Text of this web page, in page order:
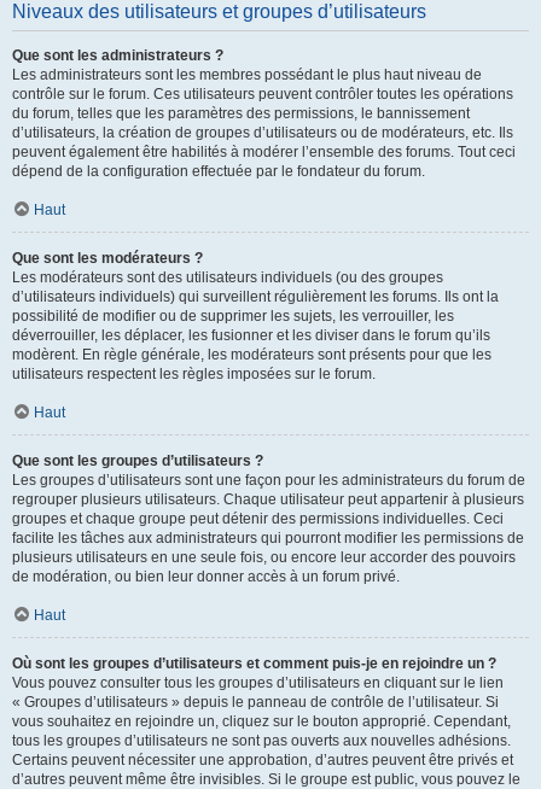
Niveaux des utilisateurs et groupes d’utilisateurs
Que sont les administrateurs ?
Les administrateurs sont les membres possédant le plus haut niveau de
contrôle sur le forum. Ces utilisateurs peuvent contrôler toutes les opérations
du forum, telles que les paramètres des permissions, le bannissement
d’utilisateurs, la création de groupes d’utilisateurs ou de modérateurs, etc. Ils
peuvent également être habilités à modérer l’ensemble des forums. Tout ceci
dépend de la configuration effectuée par le fondateur du forum.
Haut
Que sont les modérateurs ?
Les modérateurs sont des utilisateurs individuels (ou des groupes
d’utilisateurs individuels) qui surveillent régulièrement les forums. Ils ont la
possibilité de modifier ou de supprimer les sujets, les verrouiller, les
déverrouiller, les déplacer, les fusionner et les diviser dans le forum qu’ils
modèrent. En règle générale, les modérateurs sont présents pour que les
utilisateurs respectent les règles imposées sur le forum.
Haut
Que sont les groupes d’utilisateurs ?
Les groupes d’utilisateurs sont une façon pour les administrateurs du forum de
regrouper plusieurs utilisateurs. Chaque utilisateur peut appartenir à plusieurs
groupes et chaque groupe peut détenir des permissions individuelles. Ceci
facilite les tâches aux administrateurs qui pourront modifier les permissions de
plusieurs utilisateurs en une seule fois, ou encore leur accorder des pouvoirs
de modération, ou bien leur donner accès à un forum privé.
Haut
Où sont les groupes d’utilisateurs et comment puis-je en rejoindre un ?
Vous pouvez consulter tous les groupes d’utilisateurs en cliquant sur le lien
« Groupes d’utilisateurs » depuis le panneau de contrôle de l’utilisateur. Si
vous souhaitez en rejoindre un, cliquez sur le bouton approprié. Cependant,
tous les groupes d’utilisateurs ne sont pas ouverts aux nouvelles adhésions.
Certains peuvent nécessiter une approbation, d’autres peuvent être privés et
d’autres peuvent même être invisibles. Si le groupe est public, vous pouvez le